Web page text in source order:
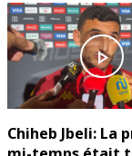
play_arrow
Chiheb Jbeli: La